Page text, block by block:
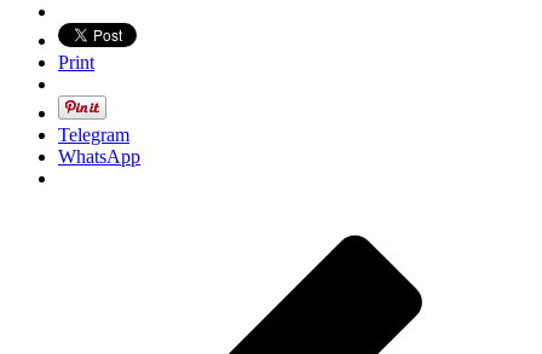
Print
Telegram
WhatsApp